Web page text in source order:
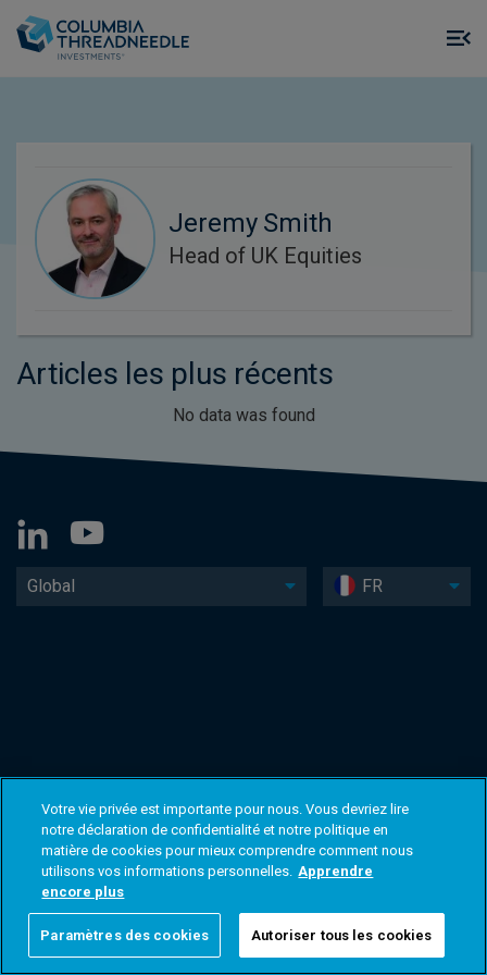
Jeremy Smith
Head of UK Equities
Articles les plus récents
No data was found
Global FR
Votre vie privée est importante pour nous. Vous devriez lire
notre déclaration de confidentialité et notre politique en
matière de cookies pour mieux comprendre comment nous
utilisons vos informations personnelles. Apprendre
encore plus
Paramètres des cookies Autoriser tous les cookies